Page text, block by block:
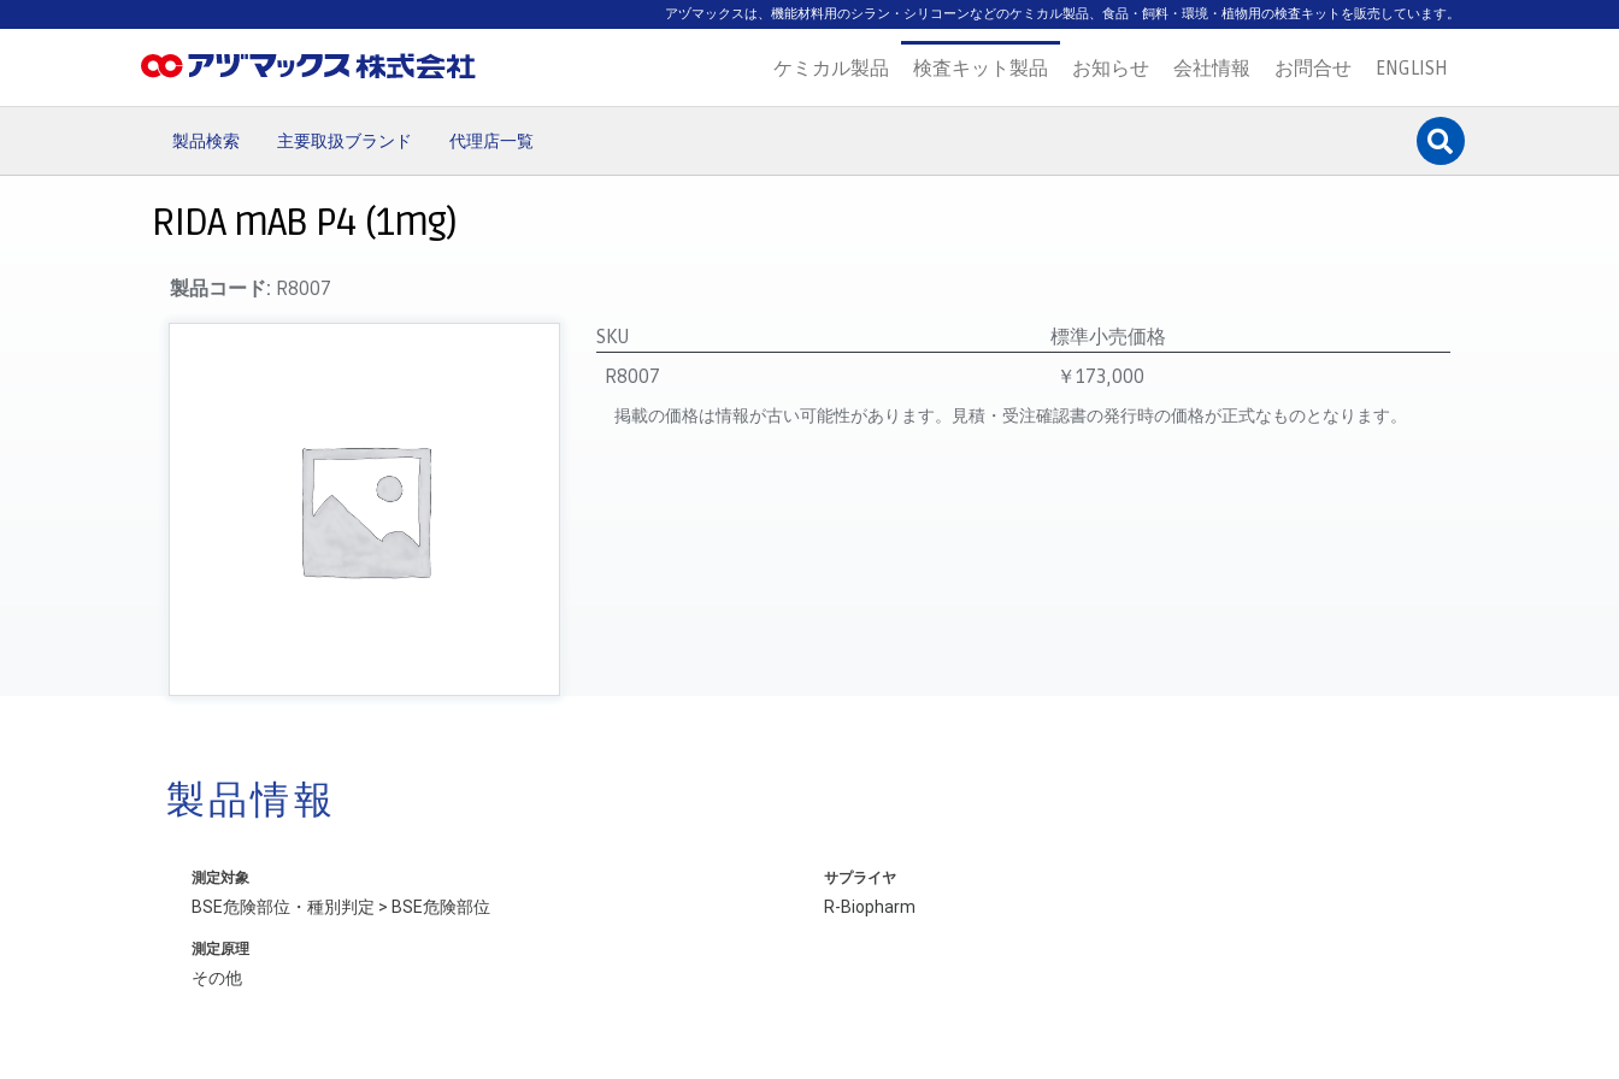
アヅマックスは、機能材料用のシラン・シリコーンなどのケミカル製品、食品・飼料・環境・植物用の検査キットを販売しています。
ケミカル製品 検査キット製品 お知らせ 会社情報 お問合せ ENGLISH
製品検索 主要取扱ブランド 代理店一覧
RIDA mAB P4 (1mg)
製品コード: R8007
SKU
標準小売価格
R8007
￥173,000
掲載の価格は情報が古い可能性があります。見積・受注確認書の発行時の価格が正式なものとなります。
製品情報
測定対象
BSE危険部位・種別判定 > BSE危険部位
サプライヤ
R-Biopharm
測定原理
その他